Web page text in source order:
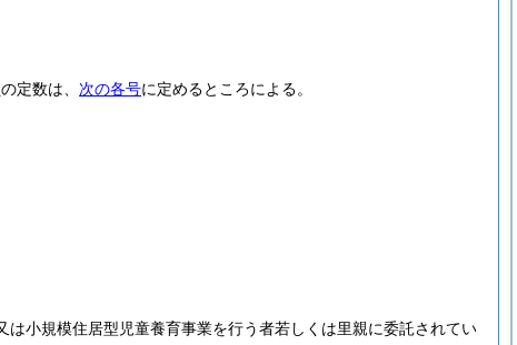
定数は、 次の各号に定めるところによる。
小規模住居型児童養育事業を行う者若しくは里親に委託されてい